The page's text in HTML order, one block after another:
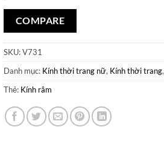
COMPARE
SKU:V731
Danh mục: Kính thời trang nữ, Kính thời trang,
Thẻ: Kính râm